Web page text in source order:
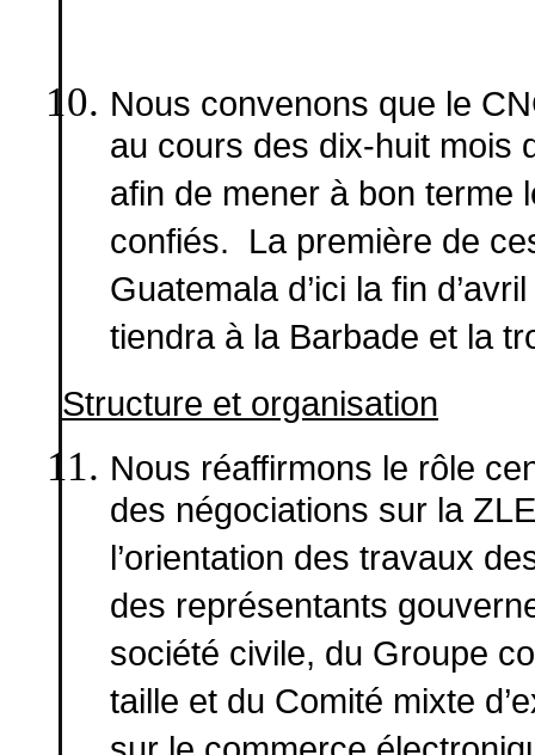
Nous convenons que le
au cours des dix-huit mois
afin de mener à bon terme
confiés. La première de
Guatemala d’ici la fin
tiendra à la Barbade et la
Structure et organisation
Nous réaffirmons le rôle
des négociations sur la
l’orientation des travaux
des représentants
société civile, du Groupe
taille et du Comité mixte